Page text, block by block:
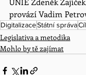
provází Vadim
DigitalizaceStátní správa
Legislativa a metodika
Mohlo by tě zajímat